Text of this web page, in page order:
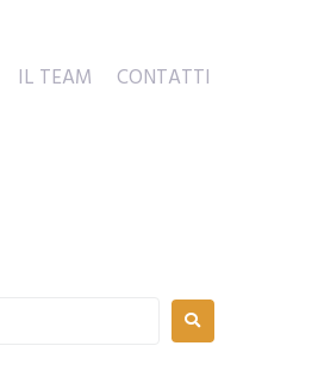
IL TEAM CONTATTI